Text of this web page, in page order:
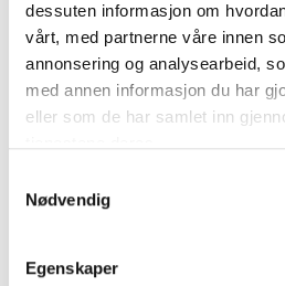
dessuten informasjon om
vårt, med partnerne våre innen
annonsering og analysearbeid,
med annen informasjon du har
eller som de har samlet inn
Nødvendig
Egenskaper